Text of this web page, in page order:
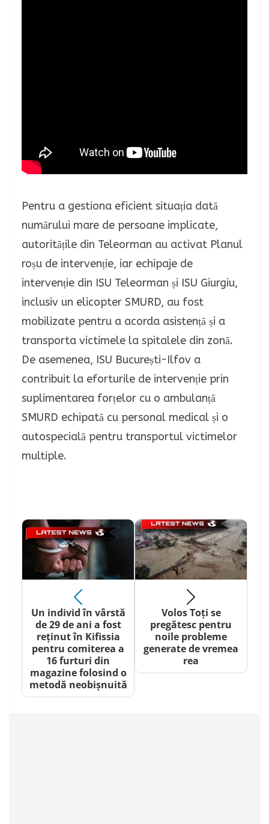
Pentru a gestiona eficient situația dată
numărului mare de persoane implicate,
autoritățile din Teleorman au activat Planul
roșu de intervenție, iar echipaje de
intervenție din ISU Teleorman și ISU Giurgiu,
inclusiv un elicopter SMURD, au fost
mobilizate pentru a acorda asistență și a
transporta victimele la spitalele din zonă.
De asemenea, ISU București-Ilfov a
contribuit la eforturile de intervenție prin
suplimentarea forțelor cu o ambulanță
SMURD echipată cu personal medical și o
autospecială pentru transportul victimelor
multiple.
Un individ în vârstă
de 29 de ani a fost
reținut în Kifissia
pentru comiterea a
16 furturi din
magazine folosind o
metodă neobișnuită
Volos Toți se
pregătesc pentru
noile probleme
generate de vremea
rea